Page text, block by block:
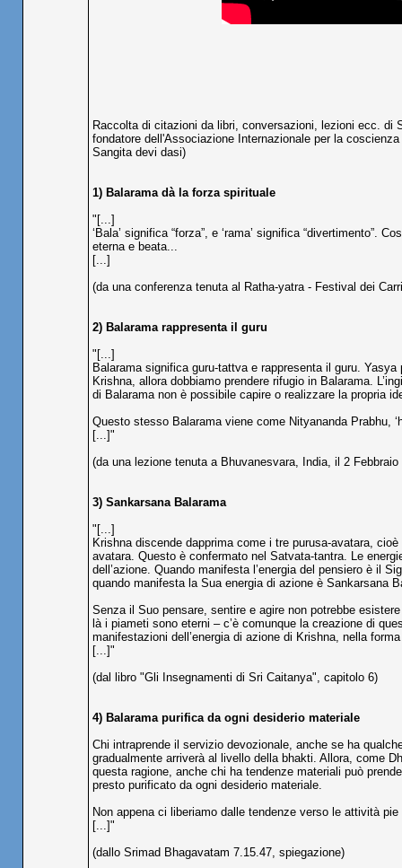
Raccolta di citazioni da libri, conversazioni, lezioni ecc. di
fondatore dell'Associazione Internazionale per la
Sangita devi dasi)
1) Balarama dà la forza spirituale
"[...]
‘Bala’ significa “forza”, e ‘rama’ significa
eterna e beata...
[...]
(da una conferenza tenuta al Ratha-yatra - Festival dei
2) Balarama rappresenta il guru
"[...]
Balarama significa guru-tattva e rappresenta il guru.
Krishna, allora dobbiamo prendere rifugio in Balarama.
di Balarama non è possibile capire o realizzare la propria
Questo stesso Balarama viene come Nityananda Prabhu,
[...]"
(da una lezione tenuta a Bhuvanesvara, India, il 2 Febbraio
3) Sankarsana Balarama
"[...]
Krishna discende dapprima come i tre purusa-avatara,
avatara. Questo è confermato nel Satvata-tantra. Le
dell’azione. Quando manifesta l’energia del pensiero è il
quando manifesta la Sua energia di azione è Sankarsana
Senza il Suo pensare, sentire e agire non potrebbe
là i piameti sono eterni – c’è comunque la creazione di
manifestazioni dell’energia di azione di Krishna, nella
[...]"
(dal libro "Gli Insegnamenti di Sri Caitanya", capitolo 6)
4) Balarama purifica da ogni desiderio materiale
Chi intraprende il servizio devozionale, anche se ha
gradualmente arriverà al livello della bhakti. Allora, come
questa ragione, anche chi ha tendenze materiali può
presto purificato da ogni desiderio materiale.
Non appena ci liberiamo dalle tendenze verso le attività
[...]"
(dallo Srimad Bhagavatam 7.15.47, spiegazione)